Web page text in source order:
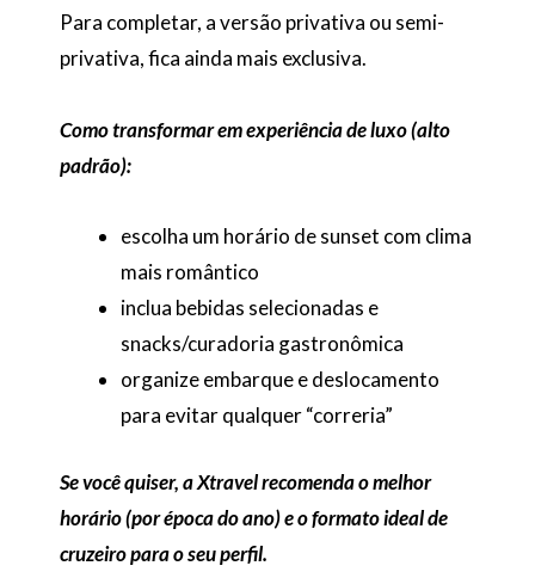
Para completar, a versão privativa ou semi-
privativa, fica ainda mais exclusiva.
Como transformar em experiência de luxo (alto
padrão):
escolha um horário de sunset com clima
mais romântico
inclua bebidas selecionadas e
snacks/curadoria gastronômica
organize embarque e deslocamento
para evitar qualquer “correria”
Se você quiser, a Xtravel recomenda o melhor
horário (por época do ano) e o formato ideal de
cruzeiro para o seu perfil.